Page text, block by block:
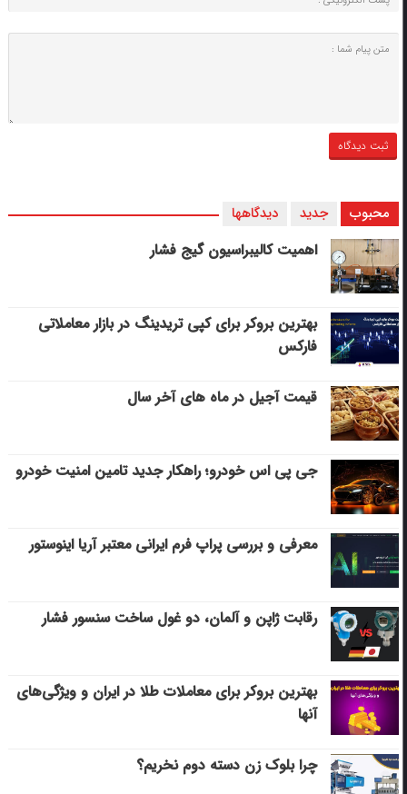
محبوب جدید دیدگاهها
اهمیت کالیبراسیون گیج فشار
بهترین بروکر برای کپی‌ تریدینگ در بازار معاملاتی
فارکس
قیمت آجیل در ماه های آخر سال
جی پی اس خودرو؛ راهکار جدید تامین امنیت خودرو
معرفی و بررسی پراپ فرم ایرانی معتبر آریا اینوستور
رقابت ژاپن و آلمان، دو غول ساخت سنسور فشار
بهترین بروکر برای معاملات طلا در ایران و ویژگی‌های
آنها
چرا بلوک زن دسته دوم نخریم؟